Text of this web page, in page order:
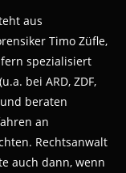
aus
Timo Züfle,
spezialisiert
bei ARD, ZDF,
und beraten
an
Rechtsanwalt
auch dann, wenn